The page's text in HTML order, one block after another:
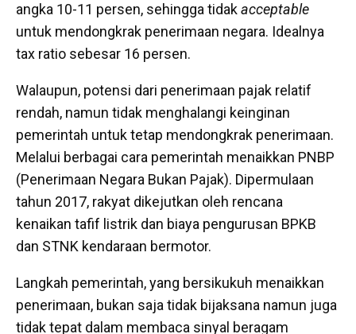
angka 10-11 persen, sehingga tidakacceptable
untuk mendongkrak penerimaan negara. Idealnya
tax ratio sebesar 16 persen.
Walaupun, potensi dari penerimaan pajak relatif
rendah, namun tidak menghalangi keinginan
pemerintah untuk tetap mendongkrak penerimaan.
Melalui berbagai cara pemerintah menaikkan PNBP
(Penerimaan Negara Bukan Pajak). Dipermulaan
tahun 2017, rakyat dikejutkan oleh rencana
kenaikan tafif listrik dan biaya pengurusan BPKB
dan STNK kendaraan bermotor.
Langkah pemerintah, yang bersikukuh menaikkan
penerimaan, bukan saja tidak bijaksana namun juga
tidak tepat dalam membaca sinyal beragam